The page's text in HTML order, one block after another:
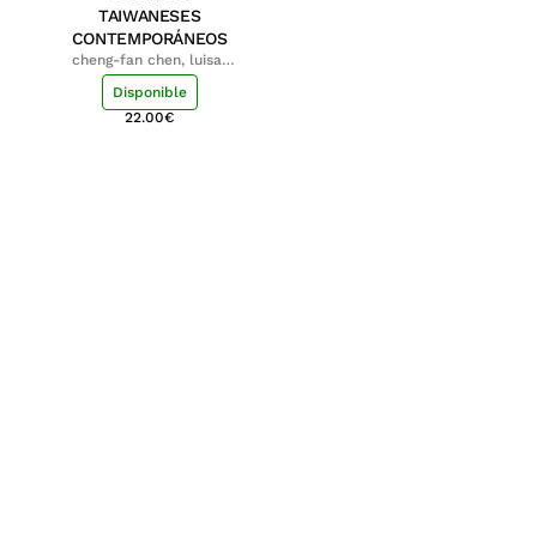
TAIWANESES
CONTEMPORÁNEOS
cheng-fan chen, luisa;
shu-ying chang, luisa
Disponible
22.00€